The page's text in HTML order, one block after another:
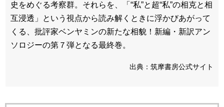
史をめぐる考察群。それらを、「“私”と超“私”の相克と相
互浸透」という視点から読み解くときに浮かびあがって
くる、批評家ベンヤミンの新たな相貌！新編・新訳アン
ソロジーの第７弾となる最終巻。
出典：筑摩書房公式サイト